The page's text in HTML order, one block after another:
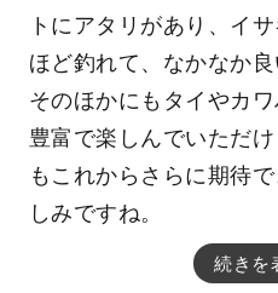
トにアタリがあり、イ
ほど釣れて、なかなか
そのほかにもタイやカ
豊富で楽しんでいただ
もこれからさらに期待
しみですね。
続きを